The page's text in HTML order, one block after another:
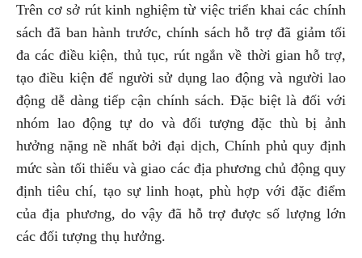
Trên cơ sở rút kinh nghiệm từ việc triển khai các chính
sách đã ban hành trước, chính sách hỗ trợ đã giảm tối
đa các điều kiện, thủ tục, rút ngắn về thời gian hỗ trợ,
tạo điều kiện để người sử dụng lao động và người lao
động dễ dàng tiếp cận chính sách. Đặc biệt là đối với
nhóm lao động tự do và đối tượng đặc thù bị ảnh
hưởng nặng nề nhất bởi đại dịch, Chính phủ quy định
mức sàn tối thiểu và giao các địa phương chủ động quy
định tiêu chí, tạo sự linh hoạt, phù hợp với đặc điểm
của địa phương, do vậy đã hỗ trợ được số lượng lớn
các đối tượng thụ hưởng.